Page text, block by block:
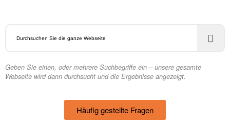
Geben Sie einen, oder mehrere Suchbegriffe ein – unsere gesamte
Webseite wird dann durchsucht und die Ergebnisse angezeigt.
Häufig gestellte Fragen